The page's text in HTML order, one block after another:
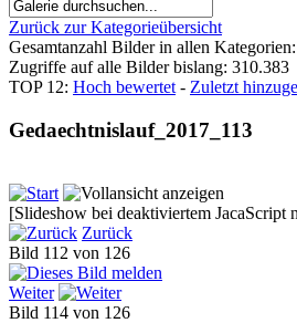
Zurück zur Kategorieübersicht
Gesamtanzahl Bilder in allen
Zugriffe auf alle Bilder bislang: 310.383
TOP 12: Hoch bewertet- Zuletzt
Gedaechtnislauf_2017_113
[Slideshow bei deaktiviertem JacaScript
Zurück
Bild 112 von 126
Weiter
Bild 114 von 126